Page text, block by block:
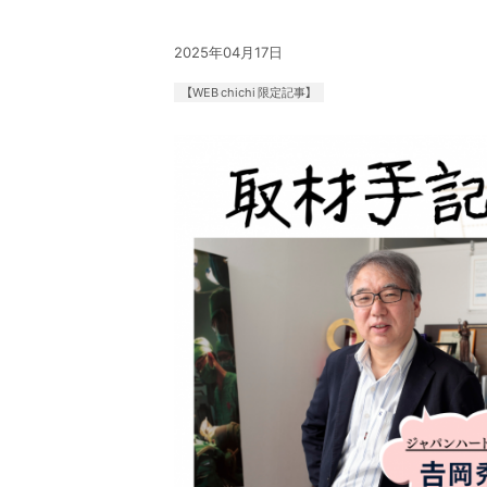
2025年04月17日
【WEB chichi 限定記事】